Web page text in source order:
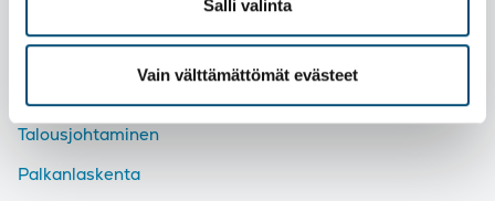
Salli valinta
Vain välttämättömät evästeet
Tutustu palveluihimme
Talousjohtaminen
Palkanlaskenta